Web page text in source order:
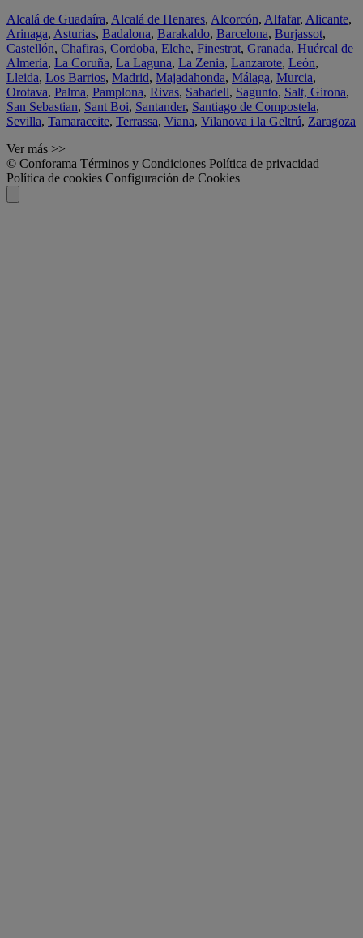
Alcalá de Guadaíra, Alcalá de Henares, Alcorcón, Alfafar, Alicante,
Arinaga, Asturias, Badalona, Barakaldo, Barcelona, Burjassot,
Castellón, Chafiras, Cordoba, Elche, Finestrat, Granada, Huércal de
Almería, La Coruña, La Laguna, La Zenia, Lanzarote, León,
Lleida, Los Barrios, Madrid, Majadahonda, Málaga, Murcia,
Orotava, Palma, Pamplona, Rivas, Sabadell, Sagunto, Salt, Girona,
San Sebastian, Sant Boi, Santander, Santiago de Compostela,
Sevilla, Tamaraceite, Terrassa, Viana, Vilanova i la Geltrú, Zaragoza
Ver más >>
© Conforama Términos y Condiciones Política de privacidad
Política de cookies Configuración de Cookies